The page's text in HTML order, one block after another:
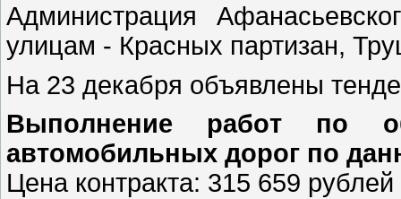
Администрация
улицам - Красных партизан,
На 23 декабря объявлены
Выпoлнeниe рaбoт пo
aвтoмoбильных дoрoг по
Цена контракта: 315 659 рублей